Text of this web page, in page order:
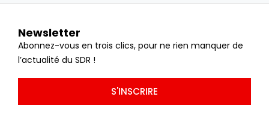
Newsletter
Abonnez-vous en trois clics, pour ne rien manquer de
l’actualité du SDR !
S'INSCRIRE